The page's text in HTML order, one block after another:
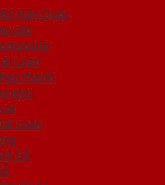
Hàn Quốc
cấp
Loan
thanh
Loan
Gỗ